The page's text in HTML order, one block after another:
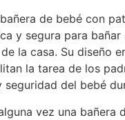
de bebé con
y segura para bañar
la casa. Su diseño
la tarea de los
seguridad del bebé
vez una bañera